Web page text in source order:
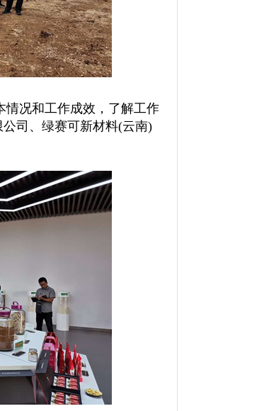
情况和工作成效，了解工作
司、绿赛可新材料(云南)